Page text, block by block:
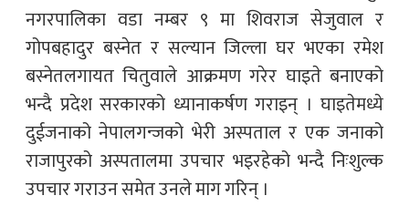
नगरपालिका वडा नम्बर ९ मा शिवराज सेजुवाल र
गोपबहादुर बस्नेत र सल्यान जिल्ला घर भएका रमेश
बस्नेतलगायत चितुवाले आक्रमण गरेर घाइते बनाएको
भन्दै प्रदेश सरकारको ध्यानाकर्षण गराइन् । घाइतेमध्ये
दुईजनाको नेपालगन्जको भेरी अस्पताल र एक जनाको
राजापुरको अस्पतालमा उपचार भइरहेको भन्दै निःशुल्क
उपचार गराउन समेत उनले माग गरिन् ।